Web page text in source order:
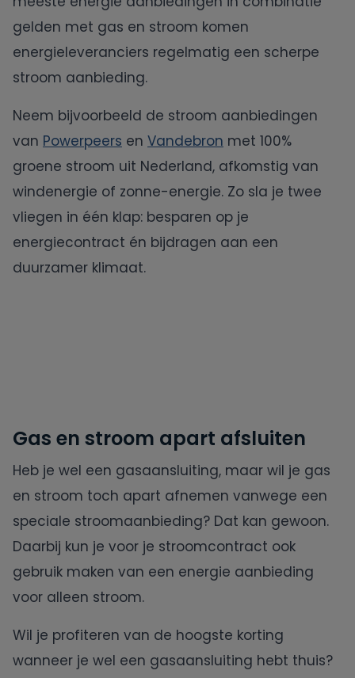
gelden met gas en stroom komen
energieleveranciers regelmatig een scherpe
stroom aanbieding.
Neem bijvoorbeeld de stroom aanbiedingen
van Powerpeers en Vandebron met 100%
groene stroom uit Nederland, afkomstig van
windenergie of zonne-energie. Zo sla je twee
vliegen in één klap: besparen op je
energiecontract én bijdragen aan een
duurzamer klimaat.
Gas en stroom apart afsluiten
Heb je wel een gasaansluiting, maar wil je gas
en stroom toch apart afnemen vanwege een
speciale stroomaanbieding? Dat kan gewoon.
Daarbij kun je voor je stroomcontract ook
gebruik maken van een energie aanbieding
voor alleen stroom.
Wil je profiteren van de hoogste korting
wanneer je wel een gasaansluiting hebt thuis?